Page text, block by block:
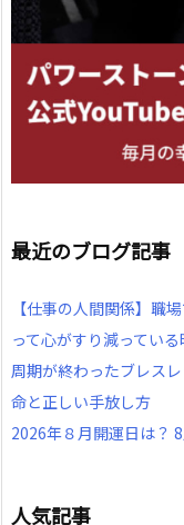
最近のブログ記事
【仕事の人間関係】職
って心がすり減ってい
周期が終わったブレス
命と正しい手放し方
2026年８月開運日は？
人気記事